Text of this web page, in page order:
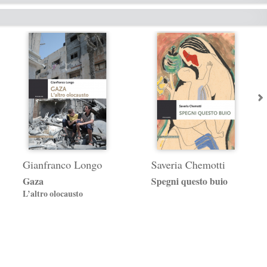
Gianfranco Longo
Gaza
L’altro olocausto
Saveria Chemotti
Spegni questo buio